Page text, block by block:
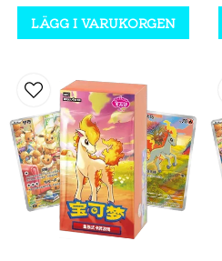
LÄGG I VARUKORGEN